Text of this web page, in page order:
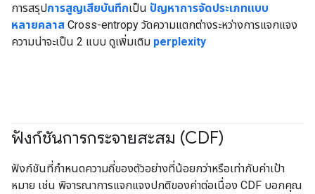
การสรุปการสูญเสียบันทึกเป็น ปัญหาการจัดประเภทแบบ
หลายคลาส Cross-entropy วัดความแตกต่างระหว่างการแจกแจง
ความน่าจะเป็น 2 แบบ ดูเพิ่มเติม perplexity
ฟังก์ชันการกระจายสะสม (CDF)
ฟังก์ชันที่กำหนดความถี่ของตัวอย่างที่น้อยกว่าหรือเท่ากับค่าเป้า
หมาย เช่น พิจารณาการแจกแจงปกติของค่าต่อเนื่อง CDF บอกคุณ